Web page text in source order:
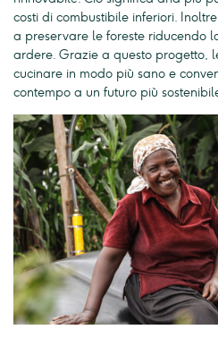
costi di combustibile inferiori.
a preservare le foreste riducendo
ardere. Grazie a questo progetto,
cucinare in modo più sano e
contempo a un futuro più